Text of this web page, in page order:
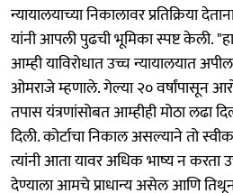
न्यायालयाच्या निकालावर प्रतिक्रिया
यांनी आपली पुढची भूमिका स्पष्ट केली.
आम्ही याविरोधात उच्च न्यायालयात
ओमराजे म्हणाले. गेल्या २० वर्षांपासून
तपास यंत्रणांसोबत आम्हीही मोठा लढा
दिली. कोर्टाचा निकाल असल्याने तो
त्यांनी आता यावर अधिक भाष्य न करता
देण्याला आमचे प्राधान्य असेल आणि